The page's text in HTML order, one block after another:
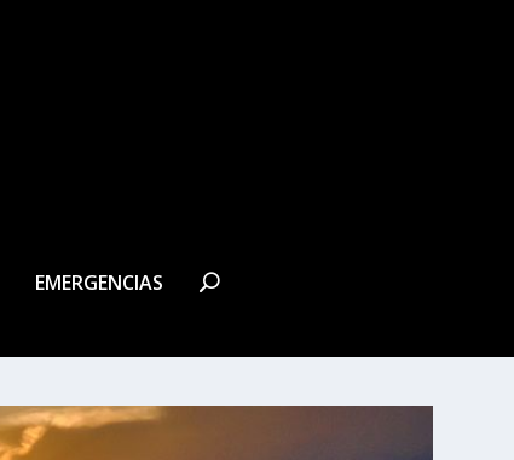
EMERGENCIAS